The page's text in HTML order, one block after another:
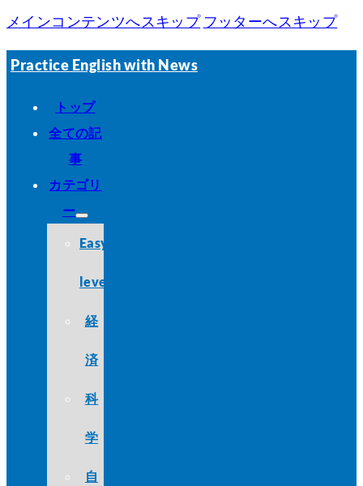
メインコンテンツへスキップ フッターへスキップ
Practice English with News
トップ
全ての記
事
カテゴリ
ー
Easy
level
経
済
科
学
自